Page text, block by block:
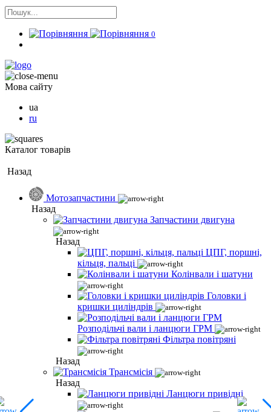
0
Мова сайту
ua
ru
Каталог товарів
Назад
Мотозапчастини
Назад
Запчастини двигуна
Назад
ЦПГ, поршні,
кільця, пальці
Колінвали і шатуни
Головки і
кришки циліндрів
Розподільчі вали і ланцюги ГРМ
Фільтра повітряні
Назад
Трансмісія
Назад
Ланцюги привідні